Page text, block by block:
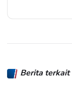
Berita terkait